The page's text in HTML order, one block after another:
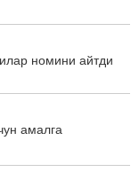
номини айтди
амалга